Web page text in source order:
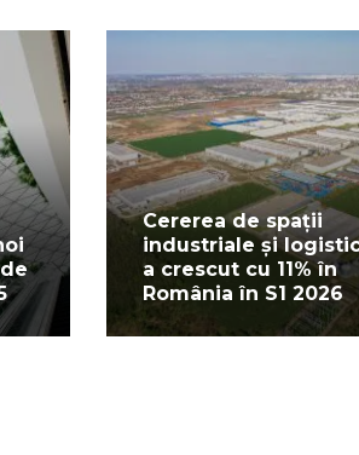
Cererea de spații
industriale și
a crescut cu 11% în
România în S1 2026